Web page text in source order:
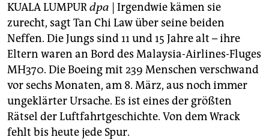
shop
fragen & hilfe
unterstützen
abo
genossenschaft
epaper login
KUALA LUMPURdpa | Irgendwie kämen sie
zurecht, sagt Tan Chi Law über seine beiden
Neffen. Die Jungs sind 11 und 15 Jahre alt – ihre
Eltern waren an Bord des Malaysia-Airlines-Fluges
MH370. Die Boeing mit 239 Menschen verschwand
vor sechs Monaten, am 8. März, aus noch immer
ungeklärter Ursache. Es ist eines der größten
Rätsel der Luftfahrtgeschichte. Von dem Wrack
fehlt bis heute jede Spur.